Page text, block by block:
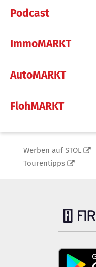
Podcast
ImmoMARKT
AutoMARKT
FlohMARKT
Werben auf STOL
Tourentipps